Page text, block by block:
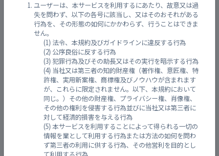
ユーザーは、本サービスを利用するにあたり、故意又は過
失を問わず、以下の各号に該当し、又はそのおそれがある
行為を、その形態の如何にかかわらず、行うことはできま
せん。
法令、本規約及びガイドラインに違反する行為
公序良俗に反する行為
犯罪行為及びその助長又はその実行を暗示する行為
当社又は第三者の知的財産権（著作権、意匠権、特
許権、実用新案権、商標権及びノウハウが含まれます
が、これらに限定されません。以下、本規約において
同じ。）その他の財産権、プライバシー権、肖像権、
その他の権利を侵害する行為並びに当社又は第三者に
対して経済的損害を与える行為
本サービスを利用することによって得られる一切の
情報を業として利用する行為または方法の如何を問わ
ず第三者の利用に供する行為、その他営利を目的とし
御幸水位観測所（量水板拡大表示）